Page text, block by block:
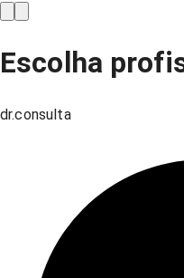
Escolha
dr.consulta